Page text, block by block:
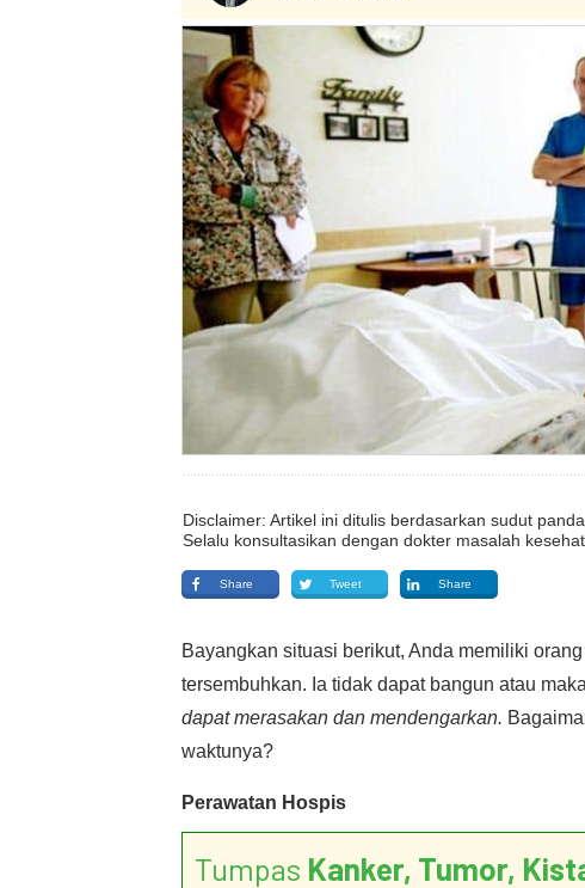
Disclaimer: Artikel ini ditulis berdasarkan sudut
Selalu konsultasikan dengan dokter masalah
Share Tweet Share
Bayangkan situasi berikut, Anda memiliki
tersembuhkan. Ia tidak dapat bangun atau
dapat merasakan dan mendengarkan.
waktunya?
Perawatan Hospis
Tumpas Kanker, Tumor,